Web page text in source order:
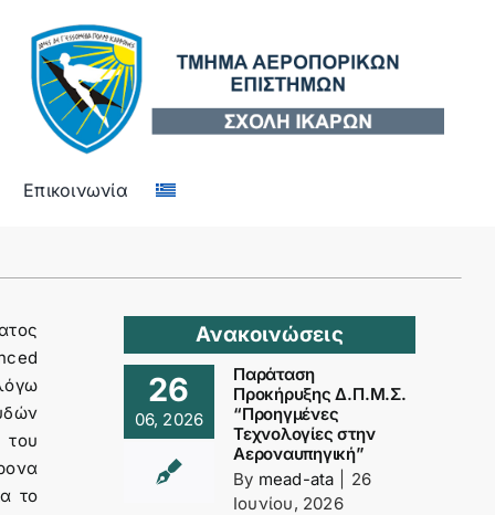
Επικοινωνία
του
το
Ανακοινώσεις
26
06, 2026
Παράταση
Προκήρυξης Δ.Π.Μ.Σ.
“Προηγμένες
Τεχνολογίες στην
Αεροναυπηγική”
By mead-ata
26
Ιουνίου, 2026